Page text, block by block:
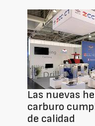
Las nuevas
carburo
de calidad